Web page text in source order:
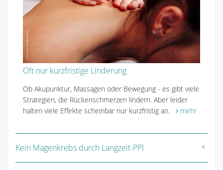
Oft nur kurzfristige Linderung
Ob Akupunktur, Massagen oder Bewegung - es gibt viele
Strategien, die Rückenschmerzen lindern. Aber leider
halten viele Effekte scheinbar nur kurzfristig an.
mehr
Kein Magenkrebs durch Langzeit-PPI